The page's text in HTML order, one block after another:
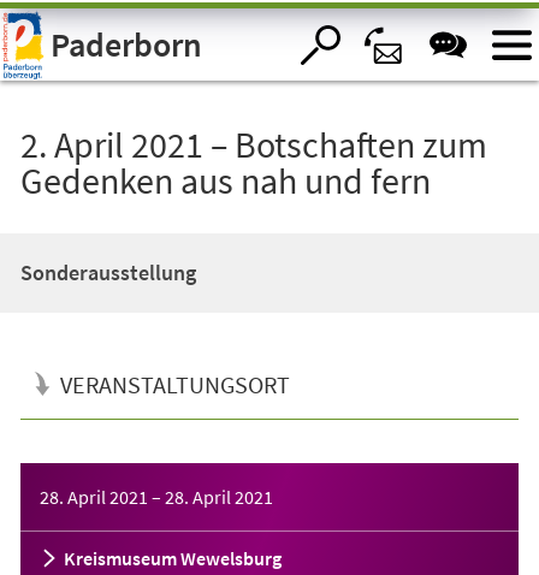
Visuelle
Assistenzsoftware
öffnen.Paderborn
2. April 2021 – Botschaften zum
Gedenken aus nah und fern
Sonderausstellung
VERANSTALTUNGSORT
28. April 2021 – 28. April 2021
Kreismuseum Wewelsburg